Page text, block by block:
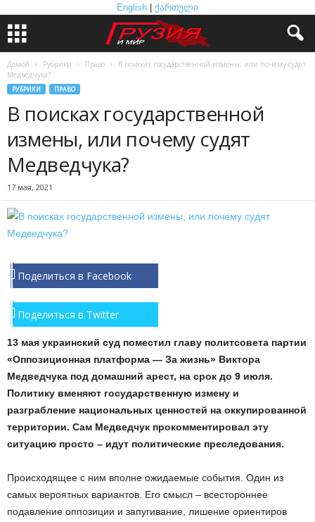
English ქართული
Домой Рубрики Право
В поисках государственной измены, или почему судят
Медведчука?
РУБРИКИ ПРАВО
В поисках государственной
измены, или почему судят
Медведчука?
17 мая, 2021
Поделиться в Facebook
Поделиться в Twitter
13 мая украинский суд поместил главу политсовета партии
«Оппозиционная платформа — За жизнь» Виктора
Медведчука под домашний арест, на срок до 9 июля.
Политику вменяют государственную измену и
разграбление национальных ценностей на оккупированной
территории. Сам Медведчук прокомментировал эту
ситуацию просто – идут политические преследования.
Происходящее с ним вполне ожидаемые события. Один из
самых вероятных вариантов. Его смысл – всестороннее
подавление оппозиции и запугивание, лишение ориентиров